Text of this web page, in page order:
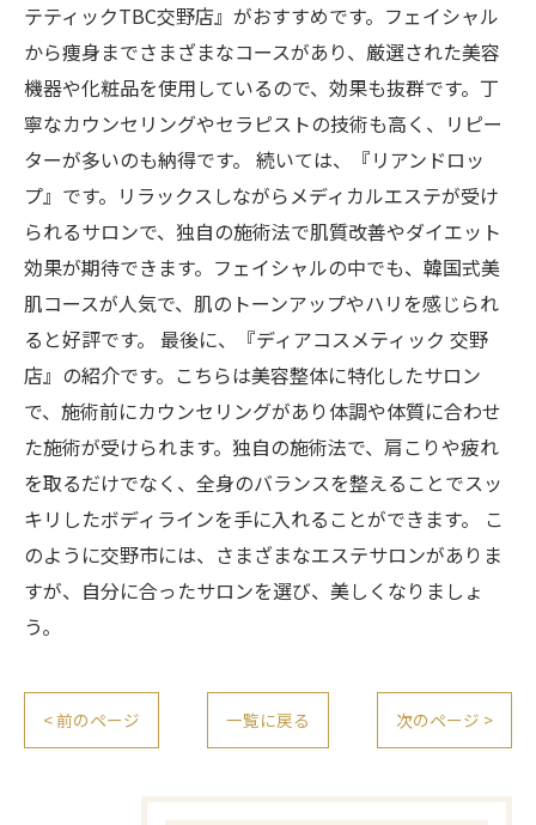
テティックTBC交野店』がおすすめです。フェイシャル
から痩身までさまざまなコースがあり、厳選された美容
機器や化粧品を使用しているので、効果も抜群です。丁
寧なカウンセリングやセラピストの技術も高く、リピー
ターが多いのも納得です。 続いては、『リアンドロッ
プ』です。リラックスしながらメディカルエステが受け
られるサロンで、独自の施術法で肌質改善やダイエット
効果が期待できます。フェイシャルの中でも、韓国式美
肌コースが人気で、肌のトーンアップやハリを感じられ
ると好評です。 最後に、『ディアコスメティック 交野
店』の紹介です。こちらは美容整体に特化したサロン
で、施術前にカウンセリングがあり体調や体質に合わせ
た施術が受けられます。独自の施術法で、肩こりや疲れ
を取るだけでなく、全身のバランスを整えることでスッ
キリしたボディラインを手に入れることができます。 こ
のように交野市には、さまざまなエステサロンがありま
すが、自分に合ったサロンを選び、美しくなりましょ
う。
< 前のページ 一覧に戻る 次のページ >